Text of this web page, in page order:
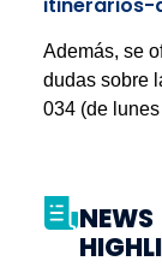
Además, se
dudas sobre
034 (de
NEWS